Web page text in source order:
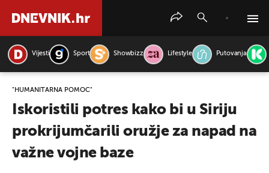
Vijesti Sport Showbizz Lifestyle Putovanja
"HUMANITARNA POMOĆ"
Iskoristili potres kako bi u Siriju
prokrijumčarili oružje za napad na
važne vojne baze
PRETRAŽITE VIJESTI